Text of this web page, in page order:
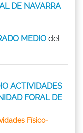
DE NAVARRA
MEDIO del
ACTIVIDADES
FORAL DE
Físico-